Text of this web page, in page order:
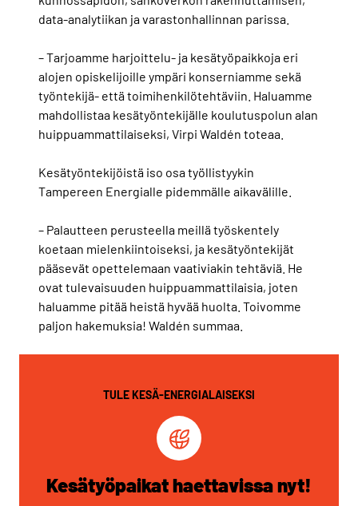
data-analytiikan ja varastonhallinnan parissa.
– Tarjoamme harjoittelu- ja kesätyöpaikkoja eri
alojen opiskelijoille ympäri konserniamme sekä
työntekijä- että toimihenkilötehtäviin. Haluamme
mahdollistaa kesätyöntekijälle koulutuspolun alan
huippuammattilaiseksi, Virpi Waldén toteaa.
Kesätyöntekijöistä iso osa työllistyykin
Tampereen Energialle pidemmälle aikavälille.
– Palautteen perusteella meillä työskentely
koetaan mielenkiintoiseksi, ja kesätyöntekijät
pääsevät opettelemaan vaativiakin tehtäviä. He
ovat tulevaisuuden huippuammattilaisia, joten
haluamme pitää heistä hyvää huolta. Toivomme
paljon hakemuksia! Waldén summaa.
TULE KESÄ-ENERGIALAISEKSI
Kesätyöpaikat haettavissa nyt!